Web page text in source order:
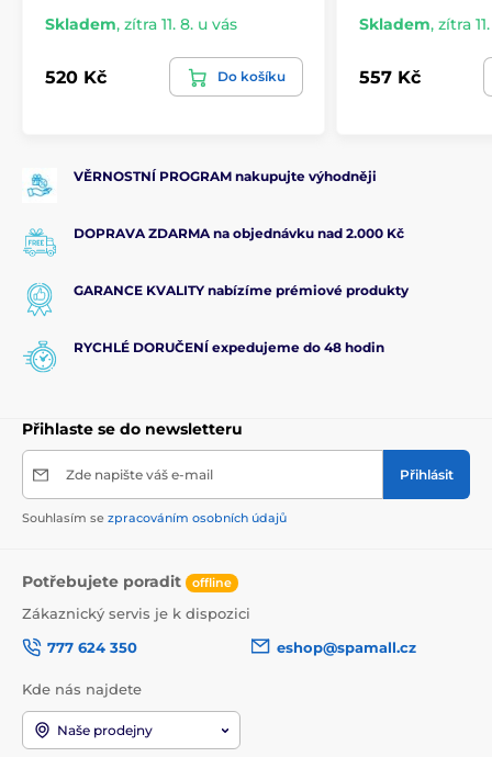
Skladem, zítra 11. 8. u vás
520 Kč Do košíku
Skladem, zítra
557 Kč
VĚRNOSTNÍ PROGRAM nakupujte výhodněji
DOPRAVA ZDARMA na objednávku nad 2.000 Kč
GARANCE KVALITY nabízíme prémiové produkty
RYCHLÉ DORUČENÍ expedujeme do 48 hodin
Přihlaste se do newsletteru
Zde napište váš e-mail Přihlásit
Souhlasím se zpracováním osobních údajů
Potřebujete poradit offline
Zákaznický servis je k dispozici
777 624 350
eshop@spamall.cz
Kde nás najdete
Naše prodejny